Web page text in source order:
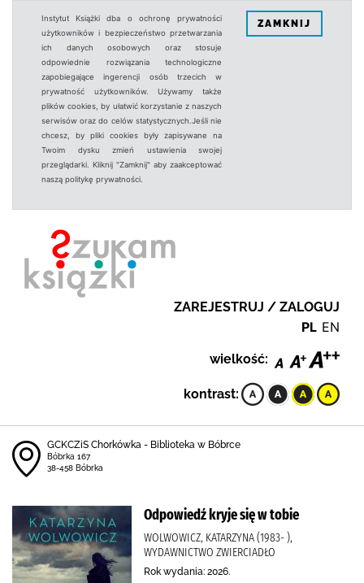
Instytut Książki dba o ochronę prywatności
użytkowników i bezpieczeństwo przetwarzania
ich danych osobowych oraz stosuje
odpowiednie rozwiązania technologiczne
zapobiegające ingerencji osób trzecich w
prywatność użytkowników. Używamy także
plików cookies, by ułatwić korzystanie z naszych
serwisów oraz do celów statystycznych.Jeśli nie
chcesz, by pliki cookies były zapisywane na
Twoim dysku zmień ustawienia swojej
przeglądarki. Kliknij "Zamknij" aby zaakceptować
naszą politykę prywatności.
ZAMKNIJ
ZAREJESTRUJ / ZALOGUJ
PL EN
wielkość:
kontrast:
GCKCZiS Chorkówka - Biblioteka w Bóbrce
Bóbrka 167
38-458 Bóbrka
Odpowiedź kryje się w tobie
WOLWOWICZ, KATARZYNA (1983- ),
WYDAWNICTWO ZWIERCIADŁO
Rok wydania: 2026.